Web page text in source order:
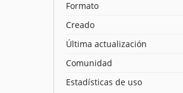
Formato
Creado
Última actualización
Comunidad
Estadísticas de uso